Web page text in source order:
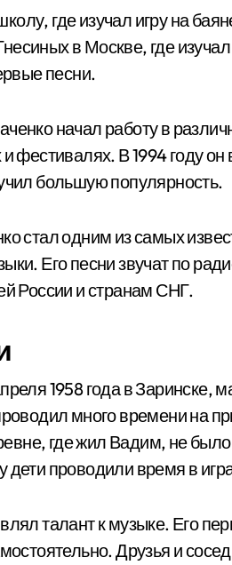
где изучал игру на
в Москве, где
песни.
начал работу в
фестивалях. В 1994 году
большую популярность.
стал одним из самых
Его песни звучат по
России и странам СНГ.
1958 года в Заринске,
много времени на
где жил Вадим, не
проводили время в
талант к музыке. Его
Друзья и